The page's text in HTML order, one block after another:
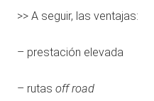
>> A seguir, las ventajas:
– prestación elevada
– rutas off road